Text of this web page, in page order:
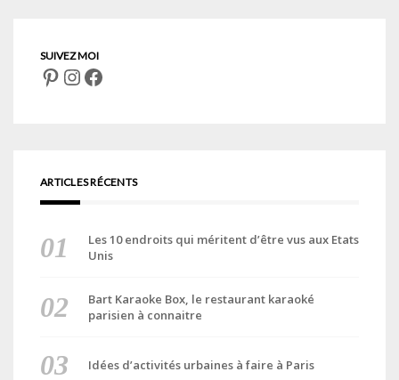
Pinterest
Instagram
Facebook
ARTICLES RÉCENTS
Les 10 endroits qui méritent d’être vus aux Etats
Unis
Bart Karaoke Box, le restaurant karaoké
parisien à connaitre
Idées d’activités urbaines à faire à Paris